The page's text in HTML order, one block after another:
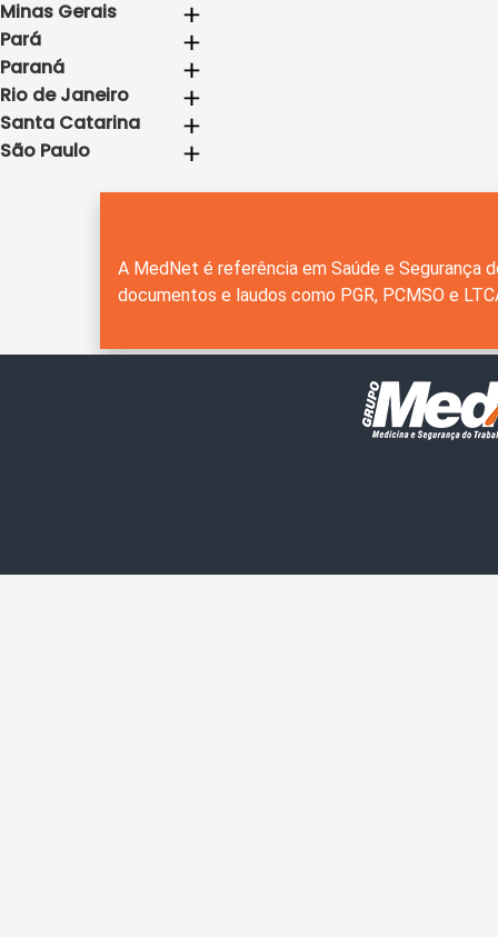
Minas Gerais
Pará
Paraná
Rio de Janeiro
Santa Catarina
São Paulo
A MedNet é referência em Saúde e Segurança
documentos e laudos como PGR, PCMSO e